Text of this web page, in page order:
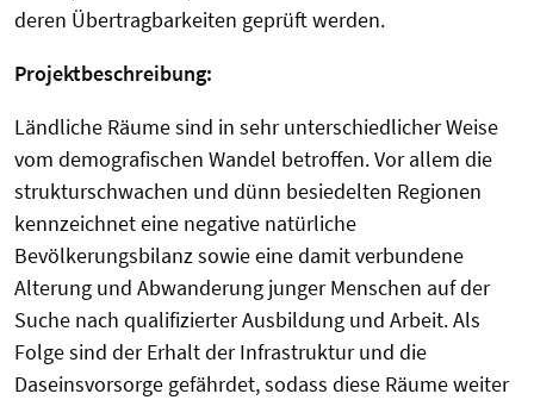
deren Übertragbarkeiten geprüft werden.
Projektbeschreibung:
Ländliche Räume sind in sehr unterschiedlicher Weise
vom demografischen Wandel betroffen. Vor allem die
strukturschwachen und dünn besiedelten Regionen
kennzeichnet eine negative natürliche
Bevölkerungsbilanz sowie eine damit verbundene
Alterung und Abwanderung junger Menschen auf der
Suche nach qualifizierter Ausbildung und Arbeit. Als
Folge sind der Erhalt der Infrastruktur und die
Daseinsvorsorge gefährdet, sodass diese Räume weiter